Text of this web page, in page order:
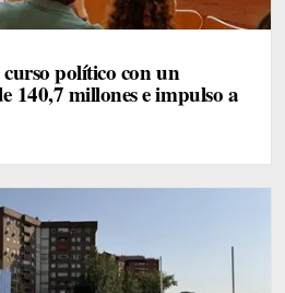
curso político con un
140,7 millones e impulso a